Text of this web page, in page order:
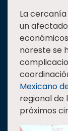
La cercanía
un
noreste se
Mexicano
regional de
próximos